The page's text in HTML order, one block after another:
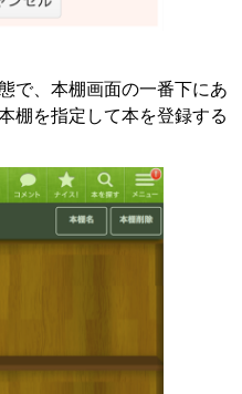
で、本棚画面の一番下にあ
棚を指定して本を登録する